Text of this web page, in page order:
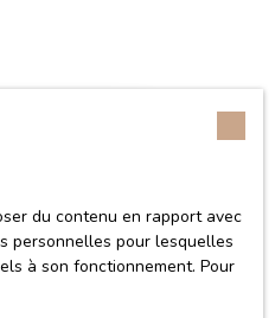
Rechercher
du contenu en rapport avec
personnelles pour lesquelles
à son fonctionnement. Pour